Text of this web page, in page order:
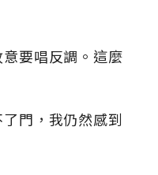
要唱反調。這麼
門，我仍然感到